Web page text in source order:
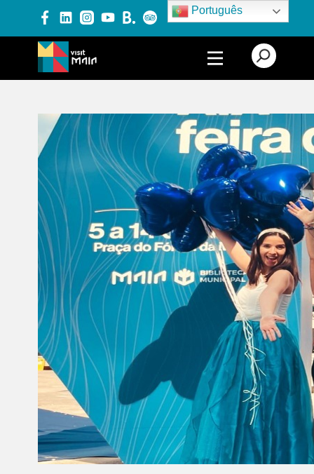
Português
PRODUTOS E SERVIÇOS
EXPERIÊNCIAS
EVENTOS
BLOG